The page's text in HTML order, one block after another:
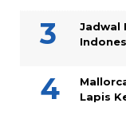
Jadwal
Lapis